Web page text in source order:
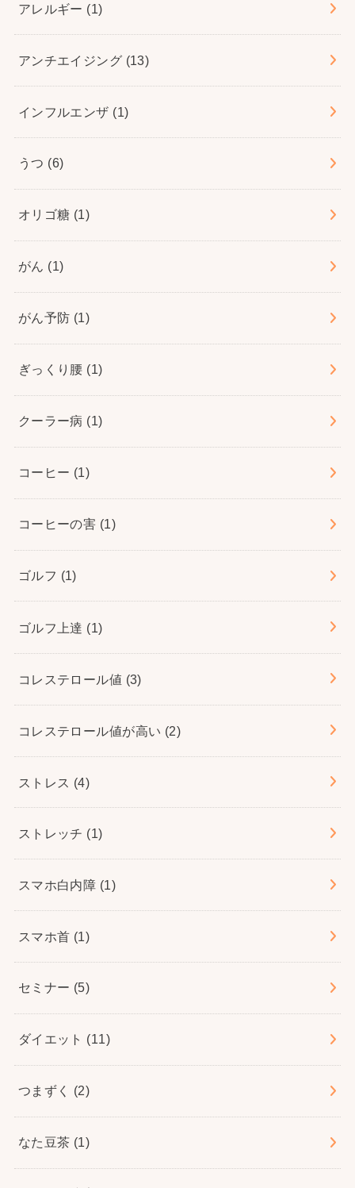
アレルギー (1)
アンチエイジング (13)
インフルエンザ (1)
うつ (6)
オリゴ糖 (1)
がん (1)
がん予防 (1)
ぎっくり腰 (1)
クーラー病 (1)
コーヒー (1)
コーヒーの害 (1)
ゴルフ (1)
ゴルフ上達 (1)
コレステロール値 (3)
コレステロール値が高い (2)
ストレス (4)
ストレッチ (1)
スマホ白内障 (1)
スマホ首 (1)
セミナー (5)
ダイエット (11)
つまずく (2)
なた豆茶 (1)